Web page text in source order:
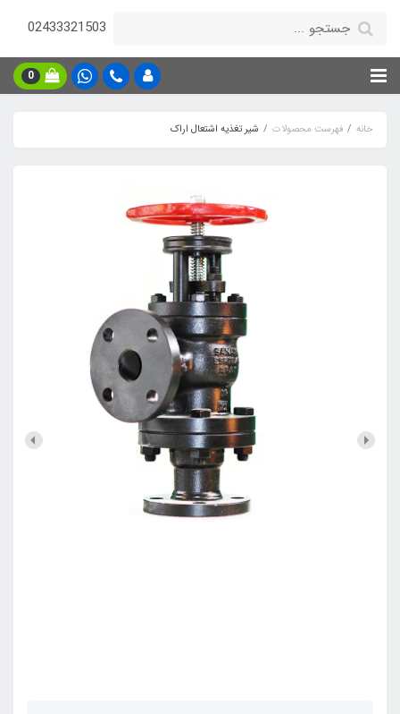
02433321503
0
خانه فهرست محصولات شیر تغذیه اشتعال اراک